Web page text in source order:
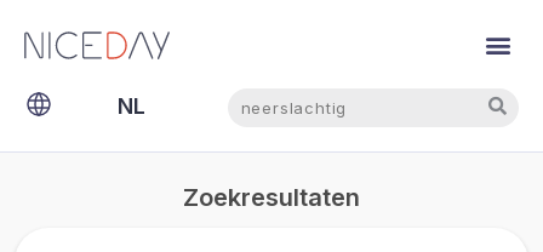
NL
EN
Zoekresultaten